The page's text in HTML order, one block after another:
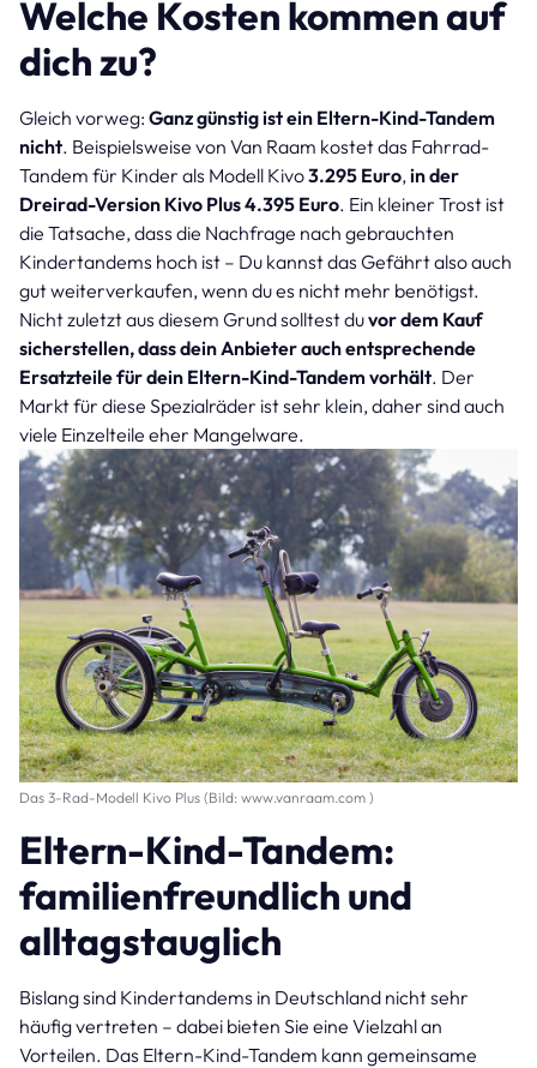
Welche Kosten kommen auf
dich zu?
Gleich vorweg: Ganz günstig ist ein Eltern-Kind-Tandem
nicht. Beispielsweise von Van Raam kostet das Fahrrad-
Tandem für Kinder als Modell Kivo3.295 Euro,in der
Dreirad-Version Kivo Plus 4.395 Euro. Ein kleiner Trost ist
die Tatsache, dass die Nachfrage nach gebrauchten
Kindertandems hoch ist – Du kannst das Gefährt also auch
gut weiterverkaufen, wenn du es nicht mehr benötigst.
Nicht zuletzt aus diesem Grund solltest duvor dem Kauf
sicherstellen, dass dein Anbieter auch entsprechende
Ersatzteile für dein Eltern-Kind-Tandem vorhält. Der
Markt für diese Spezialräder ist sehr klein, daher sind auch
viele Einzelteile eher Mangelware.
Das 3-Rad-Modell Kivo Plus (Bild: www.vanraam.com )
Eltern-Kind-Tandem:
familienfreundlich und
alltagstauglich
Bislang sind Kindertandems in Deutschland nicht sehr
häufig vertreten – dabei bieten Sie eine Vielzahl an
Vorteilen. Das Eltern-Kind-Tandem kann gemeinsame